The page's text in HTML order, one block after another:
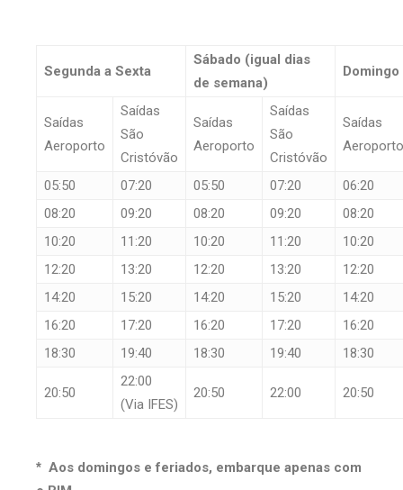
Segunda a Sexta
Sábado (igual dias
de semana)
Saídas
Aeroporto
Saídas
São
Cristóvão
Saídas
Aeroporto
Saídas
São
Cristóvão
Saídas
Aeroporto
05:50 07:20 05:50 07:20
06:20
08:20
09:20 08:20 09:20
08:20
10:20
11:20 10:20 11:20
10:20
12:20
13:20 12:20 13:20
12:20
14:20
15:20 14:20 15:20
14:20
16:20
17:20 16:20 17:20
16:20
18:30
19:40 18:30 19:40 18:30
20:50
22:00
(Via IFES)
20:50 22:00 20:50
* Aos domingos e feriados, embarque apenas com